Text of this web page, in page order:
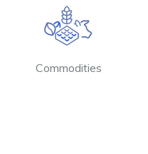
Commodities